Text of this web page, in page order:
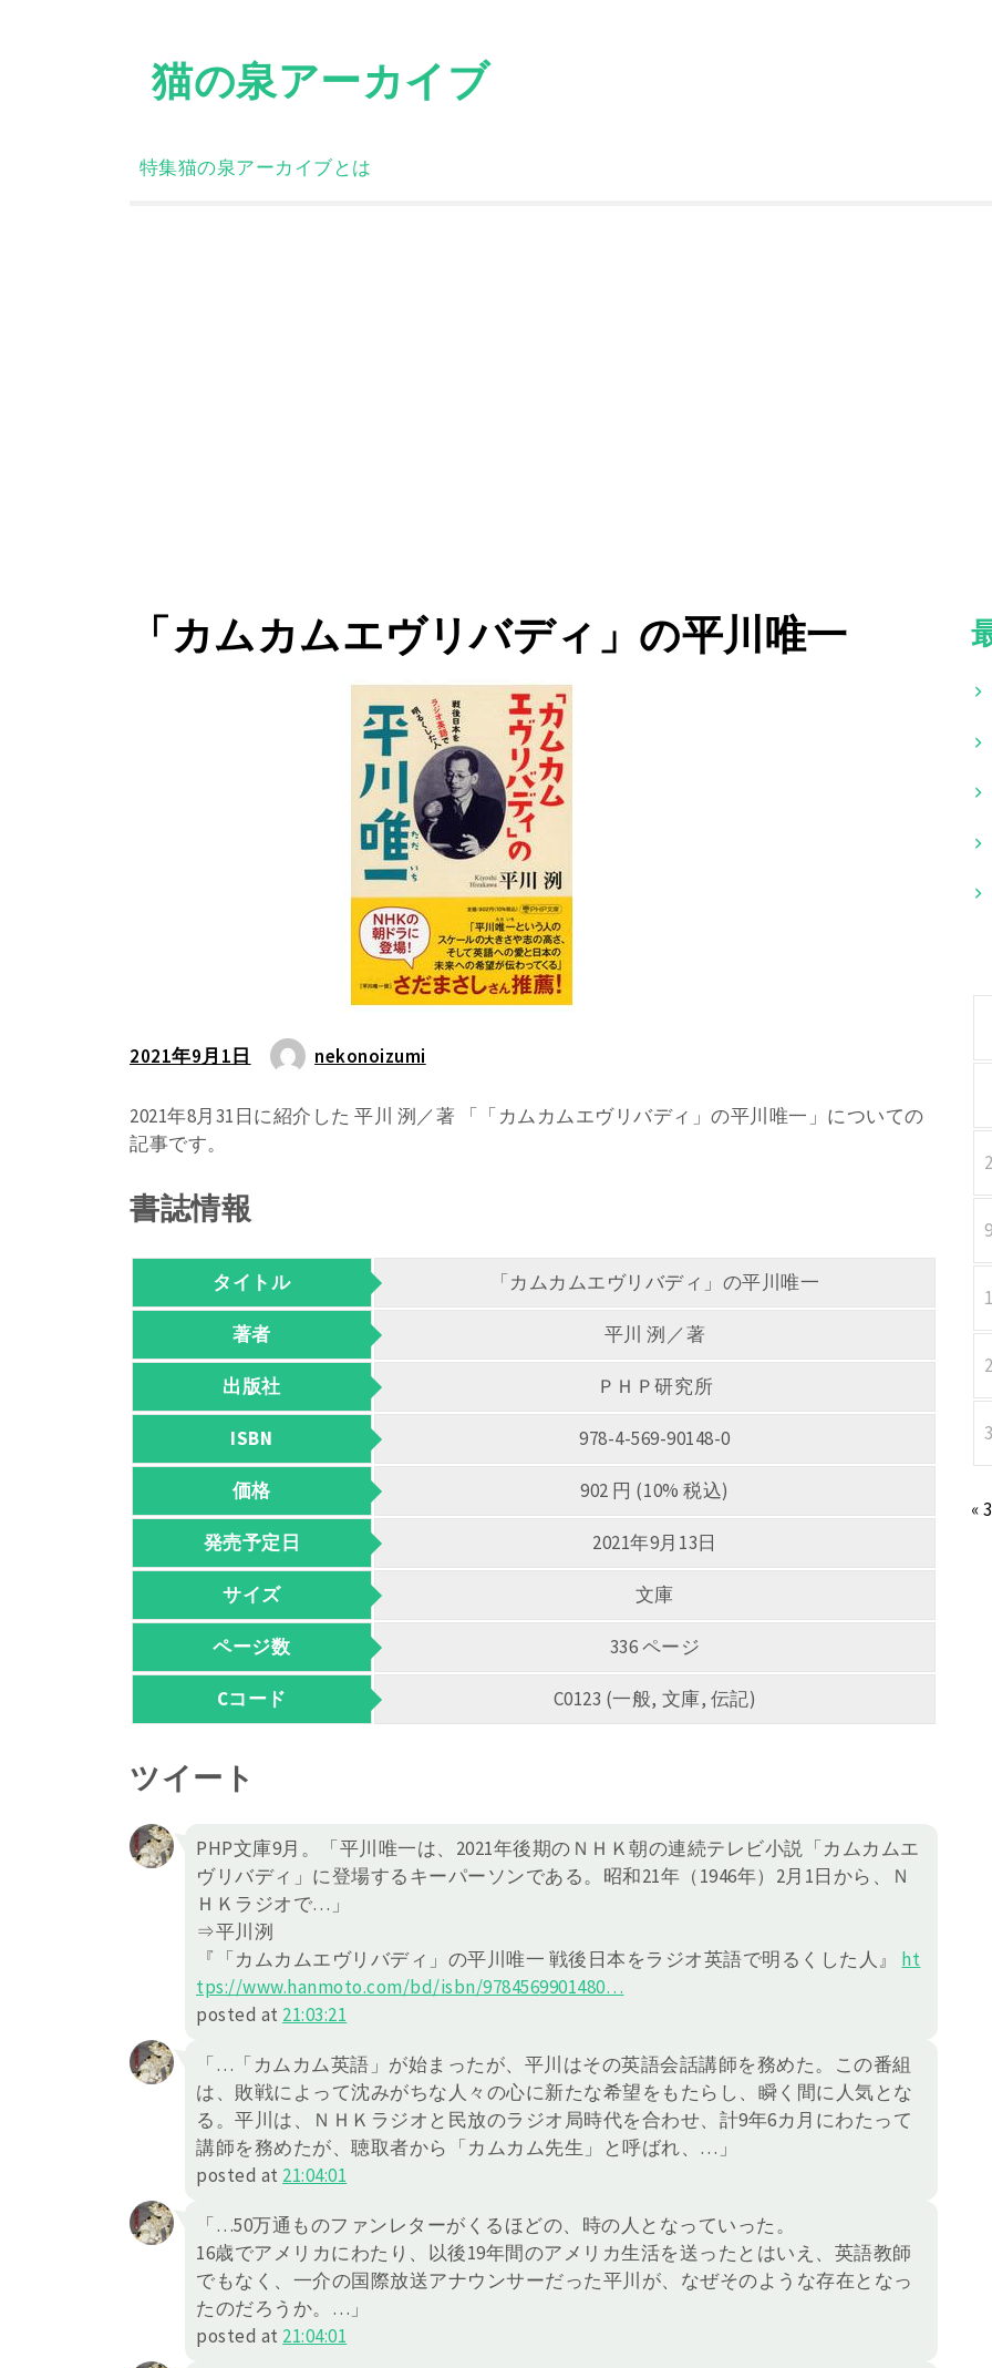
猫の泉アーカイブ
特集猫の泉アーカイブとは
「カムカムエヴリバディ」の平川唯一
2021年9月1日 nekonoizumi
2021年8月31日に紹介した 平川 洌／著 「「カムカムエヴリバディ」の平川唯一」についての
記事です。
書誌情報
タイトル 「カムカムエヴリバディ」の平川唯一
著者 平川 洌／著
出版社 ＰＨＰ研究所
ISBN 978-4-569-90148-0
価格 902 円 (10% 税込)
発売予定日 2021年9月13日
サイズ 文庫
ページ数 336 ページ
Cコード C0123 (一般, 文庫, 伝記)
ツイート
PHP文庫9月。「平川唯一は、2021年後期のＮＨＫ朝の連続テレビ小説「カムカムエ
ヴリバディ」に登場するキーパーソンである。昭和21年（1946年）2月1日から、Ｎ
ＨＫラジオで…」
⇒平川洌
『「カムカムエヴリバディ」の平川唯一 戦後日本をラジオ英語で明るくした人』 ht
tps://www.hanmoto.com/bd/isbn/9784569901480…
posted at 21:03:21
「…「カムカム英語」が始まったが、平川はその英語会話講師を務めた。この番組
は、敗戦によって沈みがちな人々の心に新たな希望をもたらし、瞬く間に人気とな
る。平川は、ＮＨＫラジオと民放のラジオ局時代を合わせ、計9年6カ月にわたって
講師を務めたが、聴取者から「カムカム先生」と呼ばれ、…」
posted at 21:04:01
「…50万通ものファンレターがくるほどの、時の人となっていった。
16歳でアメリカにわたり、以後19年間のアメリカ生活を送ったとはいえ、英語教師
でもなく、一介の国際放送アナウンサーだった平川が、なぜそのような存在となっ
たのだろうか。…」
posted at 21:04:01
«